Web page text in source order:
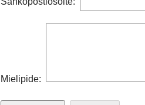
Mielipide: